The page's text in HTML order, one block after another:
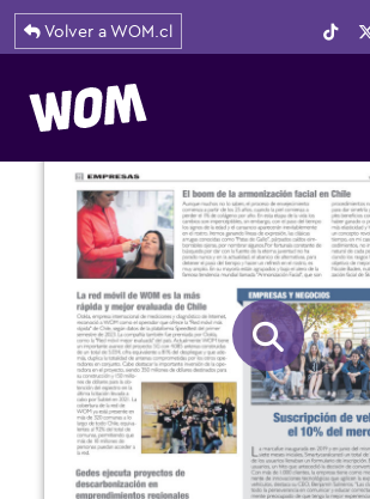
Volver a WOM.cl
Navegación principal